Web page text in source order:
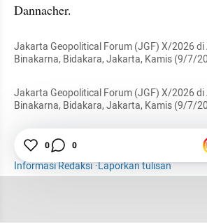
Dannacher.
Jakarta Geopolitical Forum (JGF) X/2026
Binakarna, Bidakara, Jakarta, Kamis (9/7/
Jakarta Geopolitical Forum (JGF) X/2026
Binakarna, Bidakara, Jakarta, Kamis (9/7/
Lemhannas
Informasi Redaksi·Laporkan tulisan
0 0